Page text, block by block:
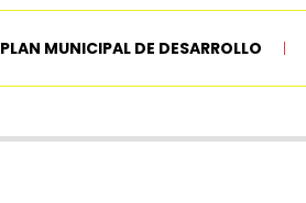
PLAN MUNICIPAL DE DESARROLLO